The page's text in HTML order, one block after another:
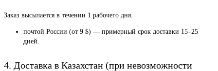
Заказ высылается в течении 1 рабочего дня.
почтой России (от 9 $) — примерный срок доставки 15–25
дней.
4. Доставка в Казахстан (при невозможности